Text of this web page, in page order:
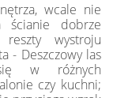
wcale nie
ścianie dobrze
wystroju
- Deszczowy las
w różnych
czy kuchni;